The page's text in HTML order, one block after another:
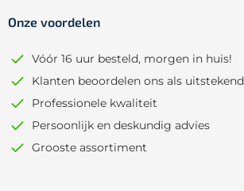
Onze voordelen
Vóór 16 uur besteld, morgen in huis!
Klanten beoordelen ons als uitstekend
Professionele kwaliteit
Persoonlijk en deskundig advies
Grooste assortiment